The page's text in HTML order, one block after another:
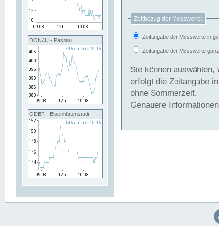
DONAU - Passau
ODER - Eisenhüttenstadt
Zeitbezug der Messwerte:
Zeitangabe der Messwerte in
Zeitangabe der Messwerte
Sie können auswählen,
erfolgt die Zeitangabe
ohne Sommerzeit.
Genauere